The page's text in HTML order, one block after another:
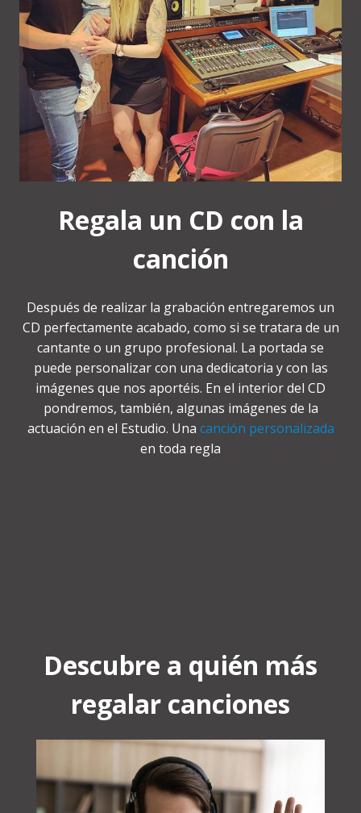
Regala un CD con la
canción
Después de realizar la grabación entregaremos un
CD perfectamente acabado, como si se tratara de un
cantante o un grupo profesional. La portada se
puede personalizar con una dedicatoria y con las
imágenes que nos aportéis. En el interior del CD
pondremos, también, algunas imágenes de la
actuación en el Estudio. Una canción personalizada
en toda regla
Descubre a quién más
regalar canciones